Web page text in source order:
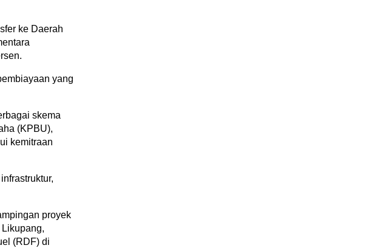
ke Daerah
yang
skema
(KPBU),
kemitraan
proyek
(RDF) di